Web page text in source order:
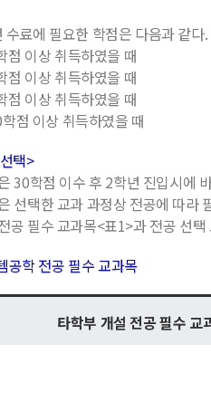
수료에 필요한 학점은 다음과 같다
점 이상 취득하였을 때
점 이상 취득하였을 때
점 이상 취득하였을 때
점 이상 취득하였을 때
택>
30학점 이수 후 2학년 진입시에
선택한 교과 과정상 전공에 따라
공 필수 교과목<표1>과 전공 선
공학 전공 필수 교과목
타학부 개설 전공 필수 교